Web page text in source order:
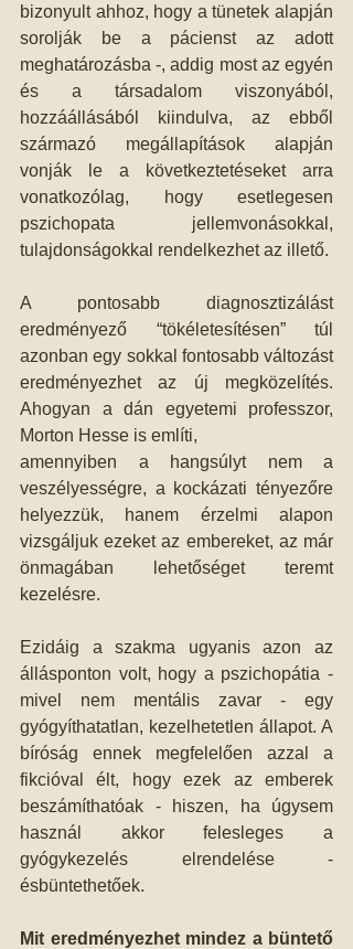
bizonyult ahhoz, hogy a tünetek alapján
sorolják be a pácienst az adott
meghatározásba -, addig most az egyén
és a társadalom viszonyából,
hozzáállásából kiindulva, az ebből
származó megállapítások alapján
vonják le a következtetéseket arra
vonatkozólag, hogy esetlegesen
pszichopata jellemvonásokkal,
tulajdonságokkal rendelkezhet az illető.
A pontosabb diagnosztizálást
eredményező “tökéletesítésen” túl
azonban egy sokkal fontosabb változást
eredményezhet az új megközelítés.
Ahogyan a dán egyetemi professzor,
Morton Hesse is említi,
amennyiben a hangsúlyt nem a
veszélyességre, a kockázati tényezőre
helyezzük, hanem érzelmi alapon
vizsgáljuk ezeket az embereket, az már
önmagában lehetőséget teremt
kezelésre.
Ezidáig a szakma ugyanis azon az
állásponton volt, hogy a pszichopátia -
mivel nem mentális zavar - egy
gyógyíthatatlan, kezelhetetlen állapot. A
bíróság ennek megfelelően azzal a
fikcióval élt, hogy ezek az emberek
beszámíthatóak - hiszen, ha úgysem
használ akkor felesleges a
gyógykezelés elrendelése -
ésbüntethetőek.
Mit eredményezhet mindez a büntető